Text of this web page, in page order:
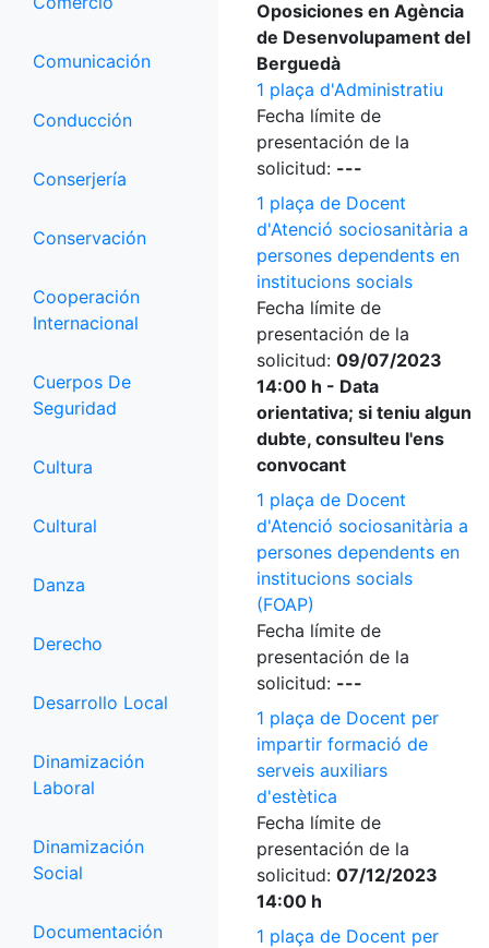
Comunicación
Conducción
Conserjería
Conservación
Cooperación
Internacional
Cuerpos De
Seguridad
Cultura
Cultural
Danza
Derecho
Desarrollo Local
Dinamización
Laboral
Dinamización
Social
Documentación
Oposiciones en Agència
de Desenvolupament del
Berguedà
1 plaça d'Administratiu
Fecha límite de
presentación de la
solicitud: ---
1 plaça de Docent
d'Atenció sociosanitària a
persones dependents en
institucions socials
Fecha límite de
presentación de la
solicitud: 09/07/2023
14:00 h - Data
orientativa; si teniu algun
dubte, consulteu l'ens
convocant
1 plaça de Docent
d'Atenció sociosanitària a
persones dependents en
institucions socials
(FOAP)
Fecha límite de
presentación de la
solicitud: ---
1 plaça de Docent per
impartir formació de
serveis auxiliars
d'estètica
Fecha límite de
presentación de la
solicitud: 07/12/2023
14:00 h
1 plaça de Docent per